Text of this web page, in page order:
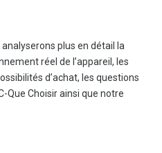
plus en détail la
réel de l’appareil, les
d’achat, les questions
Que Choisir ainsi que notre